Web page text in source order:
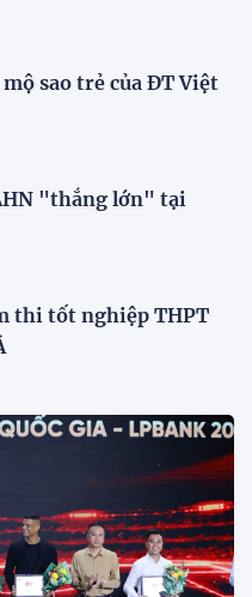
tuyển Việt Nam
chiều nay (29/7) bất
thông Singapore
sân để trực tiếp theo
sao nhập tịch.